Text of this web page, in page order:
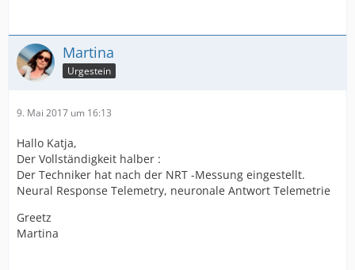
Martina
Urgestein
9. Mai 2017 um 16:13
Hallo Katja,
Der Vollständigkeit halber :
Der Techniker hat nach der NRT -Messung eingestellt.
Neural Response Telemetry, neuronale Antwort Telemetrie
Greetz
Martina